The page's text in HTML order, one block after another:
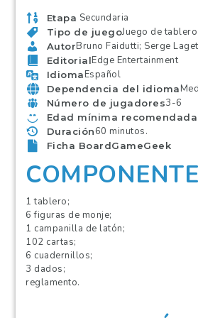
Etapa Secundaria
Tipo de juegoJuego de tablero
AutorBruno Faidutti; Serge Laget
EditorialEdge Entertainment
IdiomaEspañol
Dependencia del idioma
Número de jugadores3-6
Edad mínima recomendada
Duración60 minutos.
Ficha BoardGameGeek
1 tablero;
6 figuras de monje;
1 campanilla de latón;
102 cartas;
6 cuadernillos;
3 dados;
reglamento.